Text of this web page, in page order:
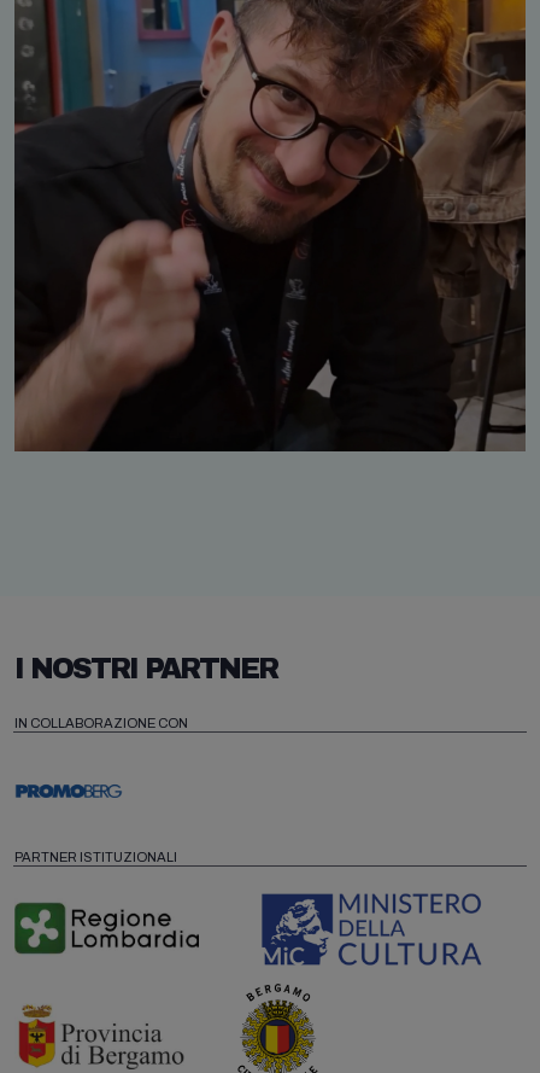
I NOSTRI PARTNER
IN COLLABORAZIONE CON
PARTNER ISTITUZIONALI